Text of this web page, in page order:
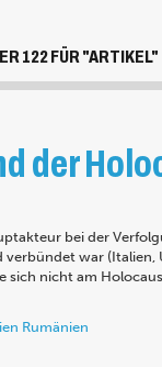
122 FÜR "ARTIKEL"
der
bei der
war
sich nicht am
Rumänien